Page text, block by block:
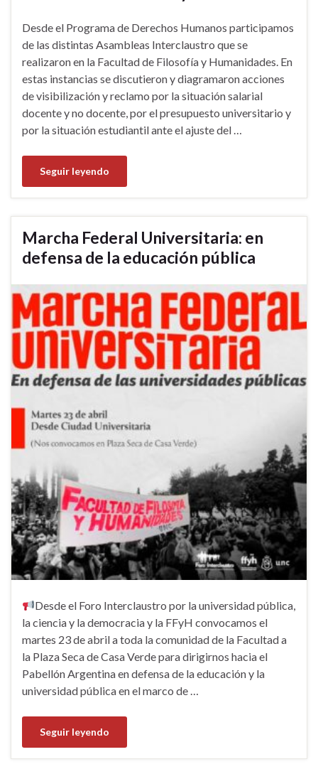
Desde el Programa de Derechos Humanos participamos
de las distintas Asambleas Interclaustro que se
realizaron en la Facultad de Filosofía y Humanidades. En
estas instancias se discutieron y diagramaron acciones
de visibilización y reclamo por la situación salarial
docente y no docente, por el presupuesto universitario y
por la situación estudiantil ante el ajuste del …
Seguir leyendo
Marcha Federal Universitaria: en
defensa de la educación pública
Desde el Foro Interclaustro por la universidad pública,
la ciencia y la democracia y la FFyH convocamos el
martes 23 de abril a toda la comunidad de la Facultad a
la Plaza Seca de Casa Verde para dirigirnos hacia el
Pabellón Argentina en defensa de la educación y la
universidad pública en el marco de …
Seguir leyendo